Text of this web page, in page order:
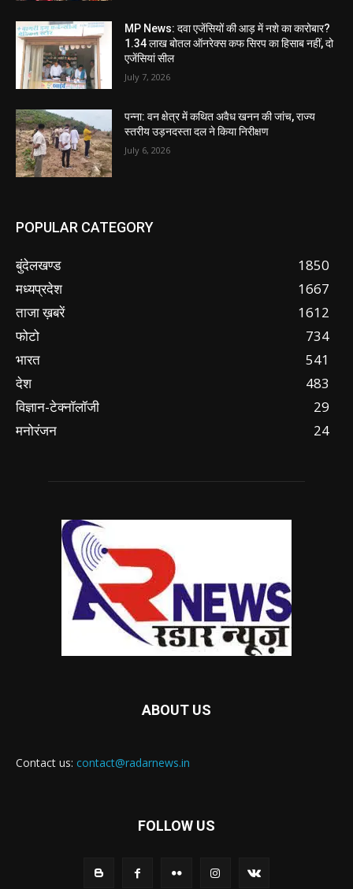
MP News: दवा एजेंसियों की आड़ में नशे का कारोबार?
1.34 लाख बोतल ऑनरेक्स कफ सिरप का हिसाब नहीं, दो
एजेंसियां सील
July 7, 2026
पन्ना: वन क्षेत्र में कथित अवैध खनन की जांच, राज्य
स्तरीय उड़नदस्ता दल ने किया निरीक्षण
July 6, 2026
POPULAR CATEGORY
बुंदेलखण्ड
1850
मध्यप्रदेश
1667
ताजा ख़बरें
1612
फोटो
734
भारत
541
देश
483
विज्ञान-टेक्नॉलॉजी
29
मनोरंजन
24
ABOUT US
Contact us: contact@radarnews.in
FOLLOW US